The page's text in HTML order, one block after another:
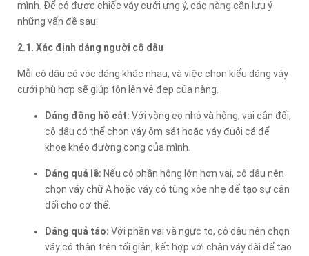
mình. Để có được chiếc váy cưới ưng ý, các nàng cần lưu ý
những vấn đề sau:
2.1. Xác định dáng người cô dâu
Mỗi cô dâu có vóc dáng khác nhau, và việc chọn kiểu dáng váy
cưới phù hợp sẽ giúp tôn lên vẻ đẹp của nàng.
Dáng đồng hồ cát: Với vòng eo nhỏ và hông, vai cân đối,
cô dâu có thể chọn váy ôm sát hoặc váy đuôi cá để
khoe khéo đường cong của mình.
Dáng quả lê: Nếu có phần hông lớn hơn vai, cô dâu nên
chọn váy chữ A hoặc váy có tùng xòe nhẹ để tạo sự cân
đối cho cơ thể.
Dáng quả táo: Với phần vai và ngực to, cô dâu nên chọn
váy có thân trên tối giản, kết hợp với chân váy dài để tạo